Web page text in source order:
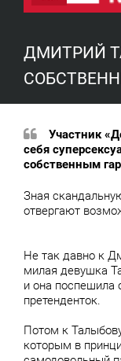
ДМИТРИЙ
Участник
себя
собственным
Зная
отвергают
Не так давно к
милая девушка
и она поспешила
претенденток.
Потом к
которым в